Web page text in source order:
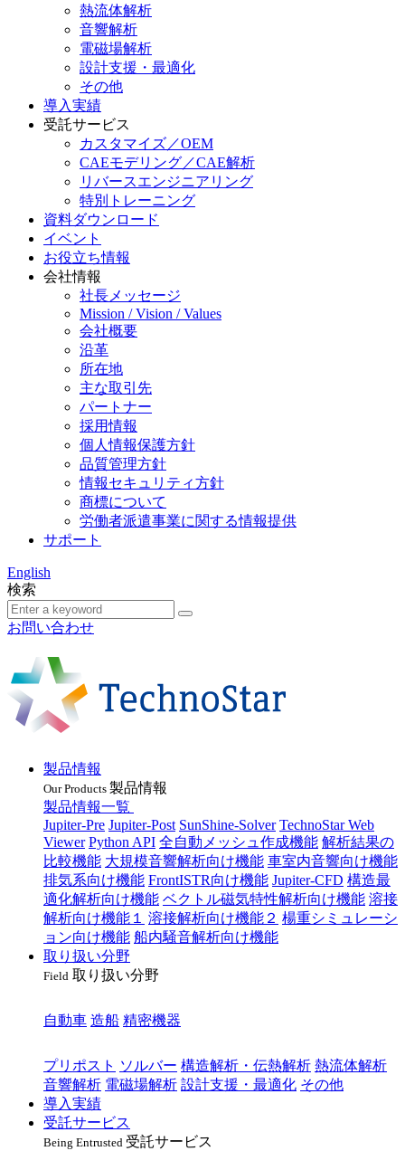
熱流体解析
音響解析
電磁場解析
設計支援・最適化
その他
導入実績
受託サービス
カスタマイズ／OEM
CAEモデリング／CAE解析
リバースエンジニアリング
特別トレーニング
資料ダウンロード
イベント
お役立ち情報
会社情報
社長メッセージ
Mission / Vision / Values
会社概要
沿革
所在地
主な取引先
パートナー
採用情報
個人情報保護方針
品質管理方針
情報セキュリティ方針
商標について
労働者派遣事業に関する情報提供
サポート
English
検索
お問い合わせ
製品情報
Our Products 製品情報
製品情報一覧
Jupiter-Pre Jupiter-Post SunShine-Solver TechnoStar Web
Viewer Python API 全自動メッシュ作成機能 解析結果の
比較機能 大規模音響解析向け機能 車室内音響向け機能
排気系向け機能 FrontISTR向け機能 Jupiter-CFD 構造最
適化解析向け機能 ベクトル磁気特性解析向け機能 溶接
解析向け機能１
溶接解析向け機能２ 楊重シミュレーシ
ョン向け機能 船内騒音解析向け機能
取り扱い分野
Field 取り扱い分野
自動車 造船 精密機器
プリポスト ソルバー 構造解析・伝熱解析 熱流体解析
音響解析 電磁場解析 設計支援・最適化 その他
導入実績
受託サービス
Being Entrusted 受託サービス